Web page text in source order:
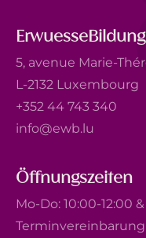
5, avenue Marie-
L-2132 Luxembourg
+352 44 743 340
info@ewb.lu
Öffnungszeiten
Mo-Do: 10:00-12:00
Terminvereinbarung